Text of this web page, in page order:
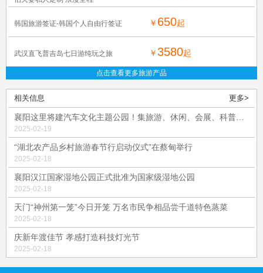
韩国旅游签证-韩国个人自由行签证 ￥ 650起
武汉直飞普吉岛七日游纯玩之旅 ￥3580起
点击查看更多旅游产品
相关信息 更多>
2025-02-19
“湖北农产品乡村旅游春节行启动仪式”在蔡甸举行
2025-02-18
襄阳汉江国家湿地公园正式批准为国家级湿地公园
2025-02-18
天门“神州第一笼”今日开笼 万名市民争相品尝千道特色蒸菜
2025-02-18
庆新年渡佳节 孝感打造科技灯光节
2025-02-18